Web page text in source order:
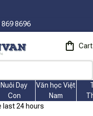
869 8696
Cart
Nuôi Dạy
Con
Văn học Việt
Nam
last 24 hours